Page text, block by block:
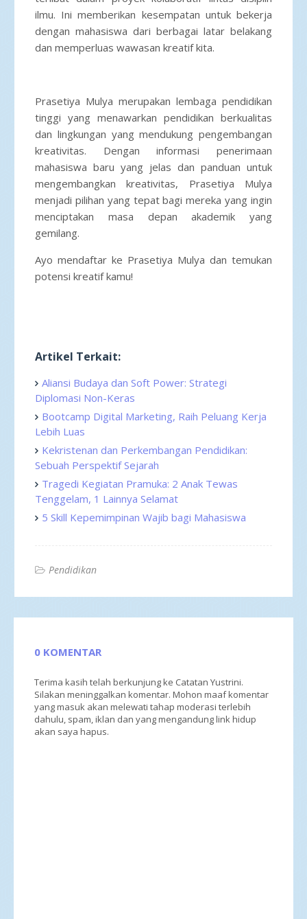
ilmu. Ini memberikan kesempatan untuk bekerja
dengan mahasiswa dari berbagai latar belakang
dan memperluas wawasan kreatif kita.
Prasetiya Mulya merupakan lembaga pendidikan
tinggi yang menawarkan pendidikan berkualitas
dan lingkungan yang mendukung pengembangan
kreativitas. Dengan informasi penerimaan
mahasiswa baru yang jelas dan panduan untuk
mengembangkan kreativitas, Prasetiya Mulya
menjadi pilihan yang tepat bagi mereka yang ingin
menciptakan masa depan akademik yang
gemilang.
Ayo mendaftar ke Prasetiya Mulya dan temukan
potensi kreatif kamu!
Artikel Terkait:
Aliansi Budaya dan Soft Power: Strategi
Diplomasi Non-Keras
Bootcamp Digital Marketing, Raih Peluang Kerja
Lebih Luas
Kekristenan dan Perkembangan Pendidikan:
Sebuah Perspektif Sejarah
Tragedi Kegiatan Pramuka: 2 Anak Tewas
Tenggelam, 1 Lainnya Selamat
5 Skill Kepemimpinan Wajib bagi Mahasiswa
Pendidikan
0 KOMENTAR
Terima kasih telah berkunjung ke Catatan Yustrini.
Silakan meninggalkan komentar. Mohon maaf komentar
yang masuk akan melewati tahap moderasi terlebih
dahulu, spam, iklan dan yang mengandung link hidup
akan saya hapus.